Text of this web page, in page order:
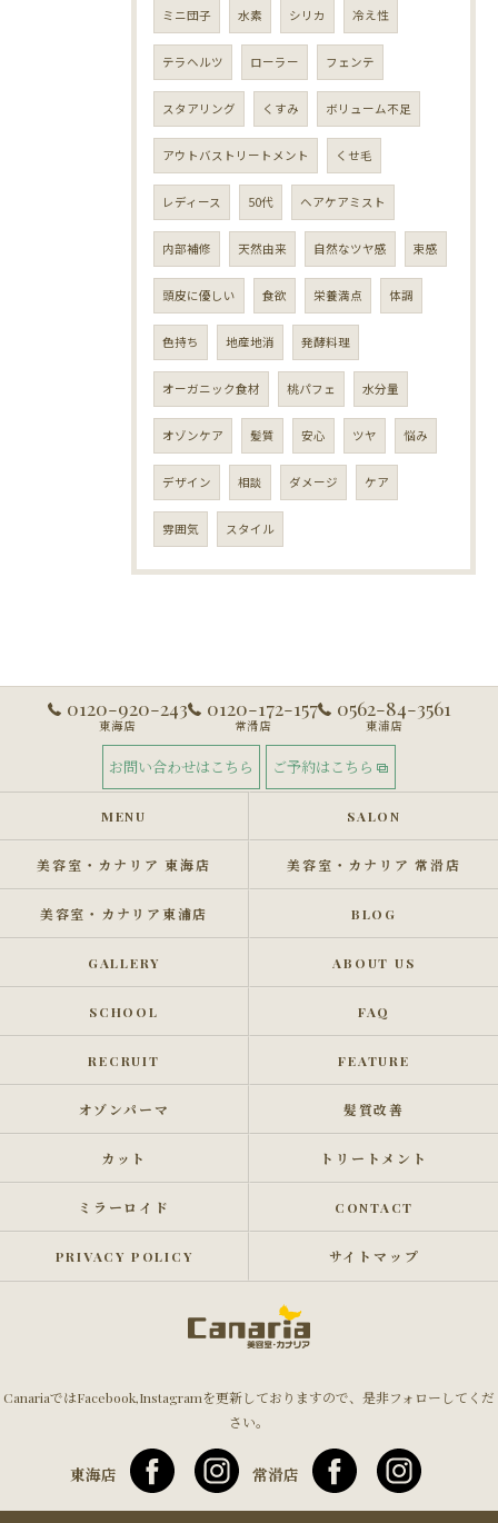
ミニ団子 水素 シリカ 冷え性
テラヘルツ ローラー フェンテ
スタアリング くすみ ボリューム不足
アウトバストリートメント くせ毛
レディース 50代 ヘアケアミスト
内部補修 天然由来 自然なツヤ感 束感
頭皮に優しい 食欲 栄養満点 体調
色持ち 地産地消 発酵料理
オーガニック食材 桃パフェ 水分量
オゾンケア 髪質 安心 ツヤ 悩み
デザイン 相談 ダメージ ケア
雰囲気 スタイル
0120-920-243
東海店
0120-172-157
常滑店
0562-84-3561
東浦店
お問い合わせはこちら ご予約はこちら
MENU SALON
美容室・カナリア 東海店 美容室・カナリア 常滑店
美容室・カナリア東浦店 BLOG
GALLERY ABOUT US
SCHOOL FAQ
RECRUIT FEATURE
オゾンパーマ 髪質改善
カット トリートメント
ミラーロイド CONTACT
PRIVACY POLICY サイトマップ
CanariaではFacebook,Instagramを更新しておりますので、是非フォローしてくだ
さい。
東海店 常滑店